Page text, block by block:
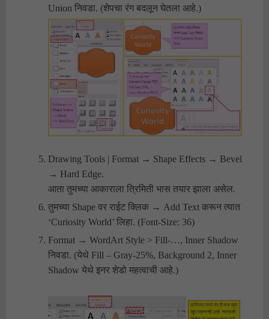
Union निवडा. (शेपचा रंग बदलून घेतला आहे.)
Drawing Tools | Format → Shape Effects → Bevel
→ Hard Edge.
आता तुमच्या आकाराला त्रिमिती भास तयार झाला असेल.
तुमच्या Shape वर राईट क्लिक → Add Text करून त्यात
‘Curiosity World’ लिहा. (Font-Size: 36)
Format → WordArt Style > Fill-…, Inner Shadow
निवडा. (येथे Fill – Gray-25%, Background 2, Inner
Shadow येथे इनर शेडो महत्वाची आहे.)